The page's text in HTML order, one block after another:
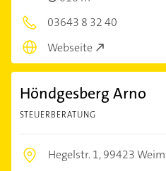
03643 8 32 40
Webseite
Höndgesberg Arno
STEUERBERATUNG
Hegelstr. 1,99423